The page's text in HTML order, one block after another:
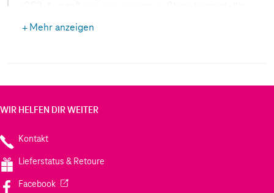
upgecycelte Hüllen hergestellt werden. Durch die
wodurch keine Abfälle entstehen. Schlank, kristallklar
zum Schutz eines Handys benötigt wird.
Mehr anzeigen
WIR HELFEN DIR WEITER
Kontakt
Lieferstatus & Retoure
Facebook(Wird in einem neuen Tab geöffnet)